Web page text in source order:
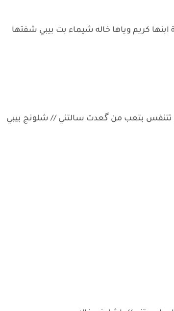
كريم وياها خاله شيماء بت بيبي شفتها
تتنفس بتعب من گعدت سالتني // شلونج بيبي